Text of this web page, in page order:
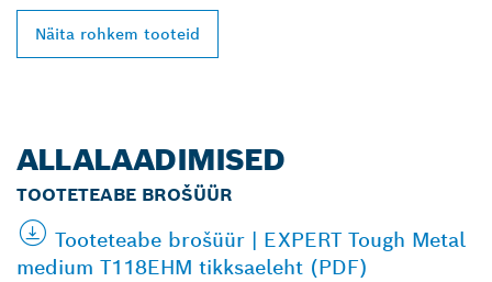
Näita rohkem tooteid
ALLALAADIMISED
TOOTETEABE BROŠÜÜR
Tooteteabe brošüür | EXPERT Tough Metal
medium T118EHM tikksaeleht (PDF)